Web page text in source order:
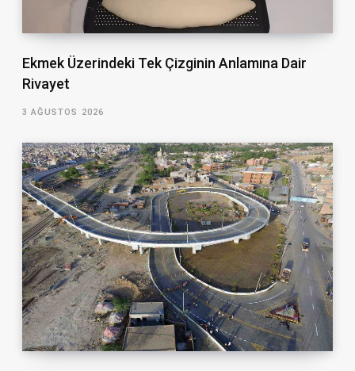
Ekmek Üzerindeki Tek Çizginin Anlamına Dair
Rivayet
3 AĞUSTOS 2026